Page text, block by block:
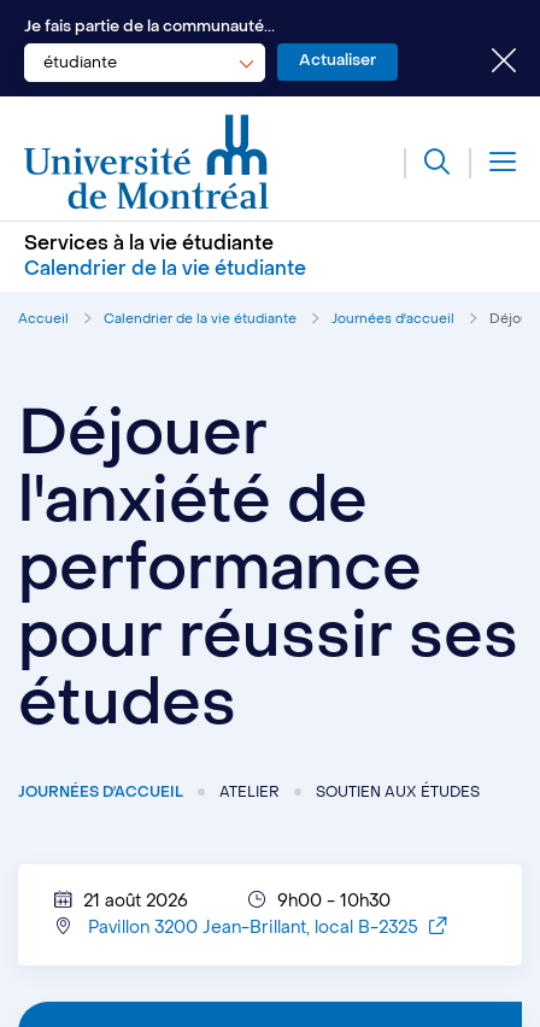
Je fais partie de la communauté...
étudiante
Services à la vie étudiante
Calendrier de la vie étudiante
Accueil Calendrier de la vie étudiante Journées d'accueil
Déjouer
l'anxiété de
performance
pour réussir ses
études
JOURNÉES D'ACCUEIL ATELIER SOUTIEN AUX ÉTUDES
21 août 2026
9h00 - 10h30
Pavillon 3200 Jean-Brillant, local B-2325